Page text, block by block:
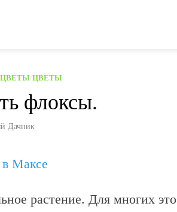
/ ЦВЕТЫ
флоксы.
Дачник
в Максе
растение. Для многих это